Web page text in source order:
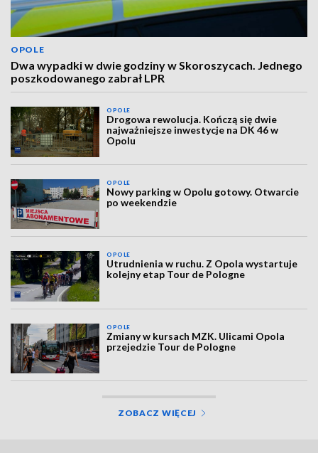
OPOLE
Dwa wypadki w dwie godziny w Skoroszycach. Jednego
poszkodowanego zabrał LPR
OPOLE
Drogowa rewolucja. Kończą się dwie
najważniejsze inwestycje na DK 46 w
Opolu
OPOLE
Nowy parking w Opolu gotowy. Otwarcie
po weekendzie
OPOLE
Utrudnienia w ruchu. Z Opola wystartuje
kolejny etap Tour de Pologne
OPOLE
Zmiany w kursach MZK. Ulicami Opola
przejedzie Tour de Pologne
ZOBACZ WIĘCEJ